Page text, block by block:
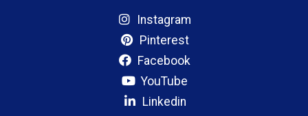
Instagram
Pinterest
Facebook
YouTube
Linkedin